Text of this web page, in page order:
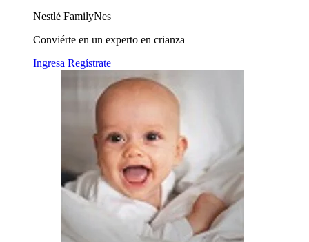
Nestlé FamilyNes
Conviérte en un experto en crianza
Ingresa Regístrate